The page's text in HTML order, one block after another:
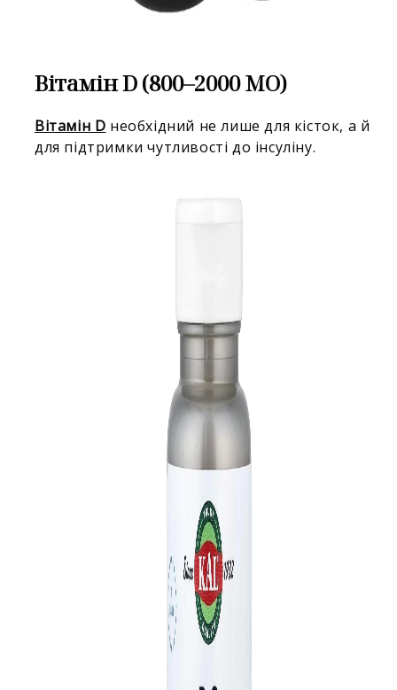
Вітамін D (800–2000 МО)
Вітамін D необхідний не лише для кісток, а й
для підтримки чутливості до інсуліну.